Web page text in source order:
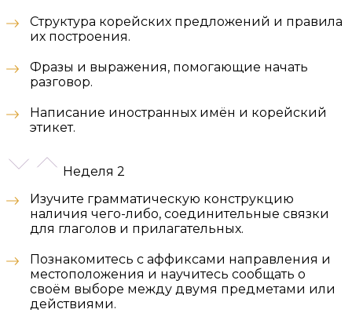
Структура корейских предложений и правила
их построения.
Фразы и выражения, помогающие начать
разговор.
Написание иностранных имён и корейский
этикет.
Неделя 2
Изучите грамматическую конструкцию
наличия чего-либо, соединительные связки
для глаголов и прилагательных.
Познакомитесь с аффиксами направления и
местоположения и научитесь сообщать о
своём выборе между двумя предметами или
действиями.